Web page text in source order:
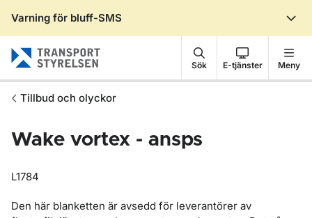
Varning för bluff-SMS
Sök E-tjänster Meny
Tillbud och olyckor
Wake vortex - ansps
L1784
Den här blanketten är avsedd för leverantörer av